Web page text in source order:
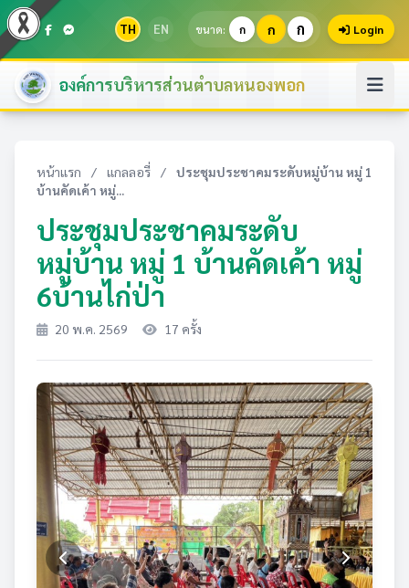
TH EN ขนาด: ก ก ก Login
องค์การบริหารส่วนตำบลหนองพอก
หน้าแรก / แกลลอรี่ /
ประชุมประชาคมระดับหมู่บ้าน หมู่ 1
บ้านคัดเค้า หมู่...
ประชุมประชาคมระดับ
หมู่บ้าน หมู่ 1 บ้านคัดเค้า หมู่
6บ้านไก่ป่า
20 พ.ค. 2569 17 ครั้ง